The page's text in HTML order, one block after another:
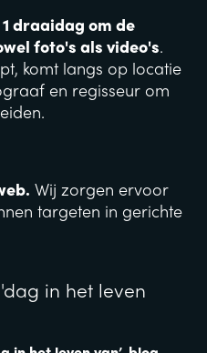
draaidag om de
foto's als video's.
komt langs op locatie
en regisseur om
Wij zorgen ervoor
targeten in gerichte
in het leven